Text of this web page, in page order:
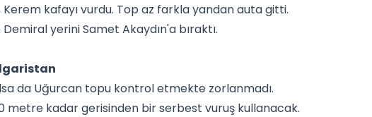
Kerem kafayı vurdu. Top az farkla yandan auta gitti.
yerini Samet Akaydın'a bıraktı.
da Uğurcan topu kontrol etmekte zorlanmadı.
metre kadar gerisinden bir serbest vuruş kullanacak.